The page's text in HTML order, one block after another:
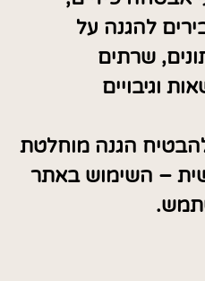
להגנה על
שרתים
וגיבויים
הגנה מוחלטת
– השימוש באתר